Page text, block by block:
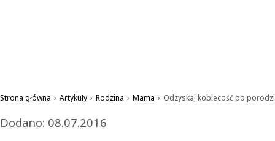
Strona główna › Artykuły › Rodzina › Mama › Odzyskaj kobiecość po
Dodano: 08.07.2016